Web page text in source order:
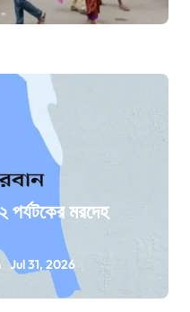
২ পর্যটকের মরদেহ
Jul 31, 2026